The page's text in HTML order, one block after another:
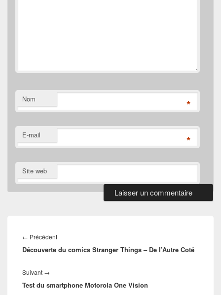
Nom *
E-mail *
Site web
de
l’article
← PrécédentArticle
précédent :
Découverte du comics Stranger Things – De l’Autre Coté
Suivant →
suivant :
Test du smartphone Motorola One Vision